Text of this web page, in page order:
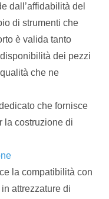
dall’affidabilità del
di strumenti che
è valida tanto
dei pezzi
che ne
che fornisce
la costruzione di
la compatibilità con
attrezzature di